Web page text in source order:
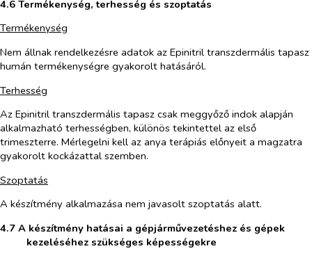
4.6 Termékenység, terhesség és szoptatás
Termékenység
Nem állnak rendelkezésre adatok az Epinitril transzdermális tapasz
humán termékenységre gyakorolt hatásáról.
Terhesség
Az Epinitril transzdermális tapasz csak meggyőző indok alapján
alkalmazható terhességben, különös tekintettel az első
trimeszterre. Mérlegelni kell az anya terápiás előnyeit a magzatra
gyakorolt kockázattal szemben.
Szoptatás
A készítmény alkalmazása nem javasolt szoptatás alatt.
4.7 A készítmény hatásai a gépjárművezetéshez és gépek
kezeléséhez szükséges képességekre